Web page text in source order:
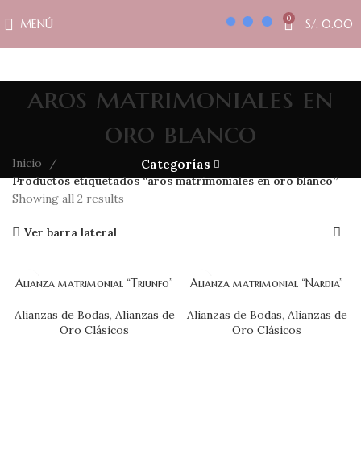
MENÚ 0 S/. 0.00
aros matrimoniales en
oro blanco
Categorías
Inicio
Productos etiquetados “aros matrimoniales en oro blanco”
Showing all 2 results
Ver barra lateral
Alianza matrimonial “Triunfo”
Alianzas de Bodas, Alianzas de
Oro Clásicos
Alianza matrimonial “Nardia”
Alianzas de Bodas, Alianzas de
Oro Clásicos